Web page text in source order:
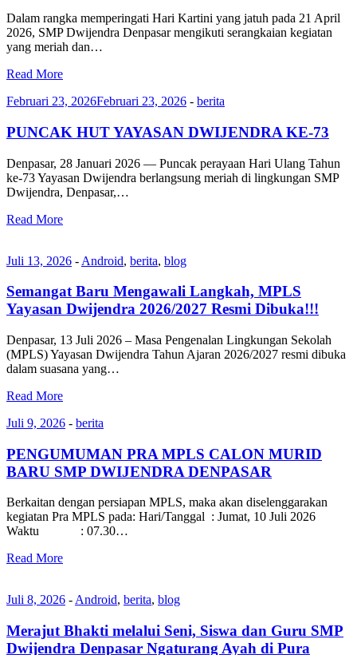
Dalam rangka memperingati Hari Kartini yang jatuh pada 21 April
2026, SMP Dwijendra Denpasar mengikuti serangkaian kegiatan
yang meriah dan…
Read More
Februari 23, 2026Februari 23, 2026 - berita
PUNCAK HUT YAYASAN DWIJENDRA KE-73
Denpasar, 28 Januari 2026 — Puncak perayaan Hari Ulang Tahun
ke-73 Yayasan Dwijendra berlangsung meriah di lingkungan SMP
Dwijendra, Denpasar,…
Read More
Juli 13, 2026 - Android, berita, blog
Semangat Baru Mengawali Langkah, MPLS
Yayasan Dwijendra 2026/2027 Resmi Dibuka!!!
Denpasar, 13 Juli 2026 – Masa Pengenalan Lingkungan Sekolah
(MPLS) Yayasan Dwijendra Tahun Ajaran 2026/2027 resmi dibuka
dalam suasana yang…
Read More
Juli 9, 2026 - berita
PENGUMUMAN PRA MPLS CALON MURID
BARU SMP DWIJENDRA DENPASAR
Berkaitan dengan persiapan MPLS, maka akan diselenggarakan
kegiatan Pra MPLS pada: Hari/Tanggal : Jumat, 10 Juli 2026
Waktu : 07.30…
Read More
Juli 8, 2026 - Android, berita, blog
Merajut Bhakti melalui Seni, Siswa dan Guru SMP
Dwijendra Denpasar Ngaturang Ayah di Pura